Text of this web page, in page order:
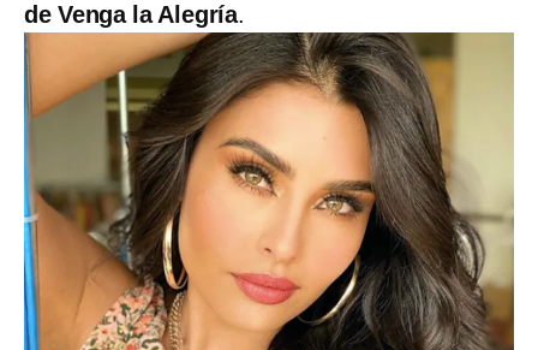
de Venga la Alegría.